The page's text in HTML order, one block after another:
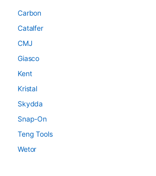
Carbon
Catalfer
CMJ
Giasco
Kent
Kristal
Skydda
Snap-On
Teng Tools
Wetor